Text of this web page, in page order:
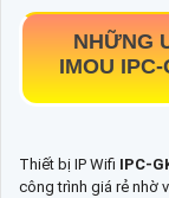
NHỮNG
IMOU IPC-
Thiết bị IP Wifi IPC-
công trình giá rẻ nhờ